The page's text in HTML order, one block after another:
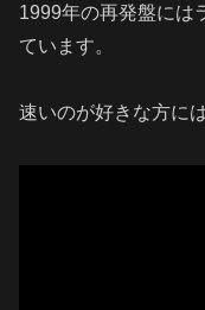
1999年の再発盤には
ています。
速いのが好きな方に